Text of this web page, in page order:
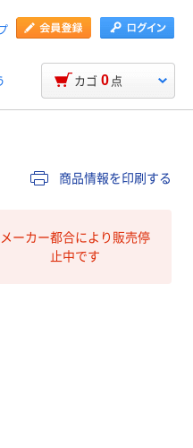
カゴ 0 点
商品情報を印刷する
メーカー都合により販売停
止中です